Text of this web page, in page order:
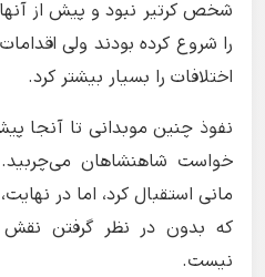
شخص کرتیر نبود و پیش از آنها
را شروع کرده بودند ولی
اختلافات را بسیار بیشتر کرد.
نفوذ چنین موبدانی تا آنجا
خواست شاهنشاهان می‌چربید.
مانی استقبال کرد، اما در
که بدون در نظر گرفتن نقش
نیست.